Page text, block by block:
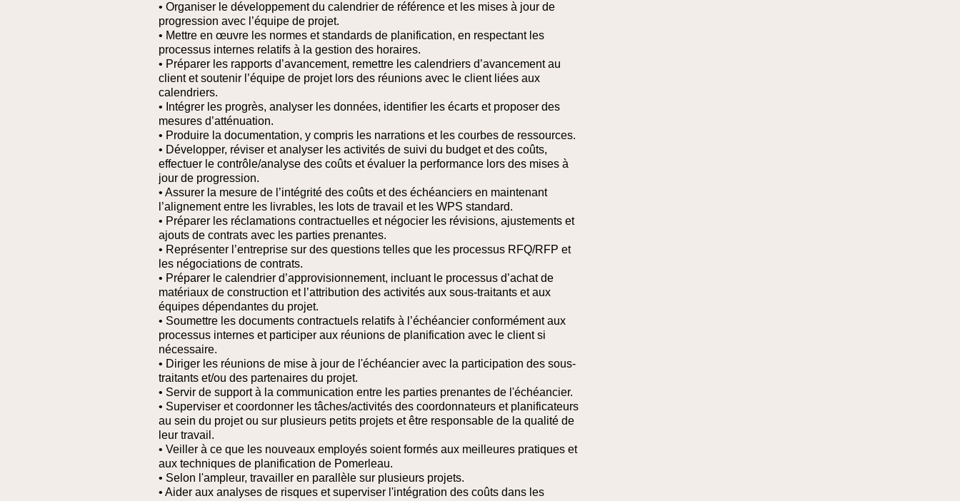
• Organiser le développement du calendrier de référence et les mises à jour de
progression avec l’équipe de projet.
• Mettre en œuvre les normes et standards de planification, en respectant les
processus internes relatifs à la gestion des horaires.
• Préparer les rapports d’avancement, remettre les calendriers d’avancement au
client et soutenir l’équipe de projet lors des réunions avec le client liées aux
calendriers.
• Intégrer les progrès, analyser les données, identifier les écarts et proposer des
mesures d’atténuation.
• Produire la documentation, y compris les narrations et les courbes de ressources.
• Développer, réviser et analyser les activités de suivi du budget et des coûts,
effectuer le contrôle/analyse des coûts et évaluer la performance lors des mises à
jour de progression.
• Assurer la mesure de l’intégrité des coûts et des échéanciers en maintenant
l’alignement entre les livrables, les lots de travail et les WPS standard.
• Préparer les réclamations contractuelles et négocier les révisions, ajustements et
ajouts de contrats avec les parties prenantes.
• Représenter l’entreprise sur des questions telles que les processus RFQ/RFP et
les négociations de contrats.
• Préparer le calendrier d’approvisionnement, incluant le processus d’achat de
matériaux de construction et l’attribution des activités aux sous-traitants et aux
équipes dépendantes du projet.
• Soumettre les documents contractuels relatifs à l’échéancier conformément aux
processus internes et participer aux réunions de planification avec le client si
nécessaire.
• Diriger les réunions de mise à jour de l'échéancier avec la participation des sous-
traitants et/ou des partenaires du projet.
• Servir de support à la communication entre les parties prenantes de l'échéancier.
• Superviser et coordonner les tâches/activités des coordonnateurs et planificateurs
au sein du projet ou sur plusieurs petits projets et être responsable de la qualité de
leur travail.
• Veiller à ce que les nouveaux employés soient formés aux meilleures pratiques et
aux techniques de planification de Pomerleau.
• Selon l'ampleur, travailler en parallèle sur plusieurs projets.
• Aider aux analyses de risques et superviser l'intégration des coûts dans les